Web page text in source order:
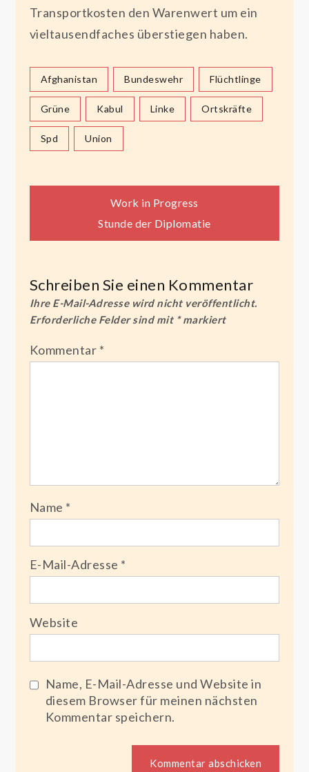
Transportkosten den Warenwert um ein
vieltausendfaches überstiegen haben.
Afghanistan Bundeswehr Flüchtlinge
Grüne Kabul Linke Ortskräfte
Spd Union
Beitragsnavigation
Work in Progress
Stunde der Diplomatie
Schreiben Sie einen Kommentar
Ihre E-Mail-Adresse wird nicht veröffentlicht.
Erforderliche Felder sind mit *markiert
Kommentar *
Name *
E-Mail-Adresse *
Website
Name, E-Mail-Adresse und Website in
diesem Browser für meinen nächsten
Kommentar speichern.